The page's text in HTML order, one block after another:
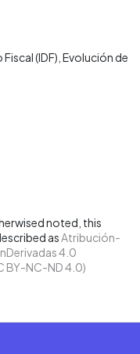
(IDF) Evolución de
noted, this
asAtribución-
4.0
BY-NC-ND 4.0)